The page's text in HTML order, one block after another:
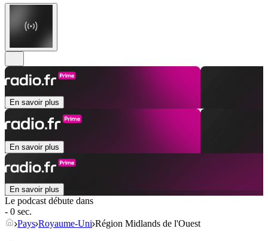
En savoir plus
En savoir plus
En savoir plus
Le podcast débute dans
- 0 sec.
Pays Royaume-Uni Région Midlands de l'Ouest